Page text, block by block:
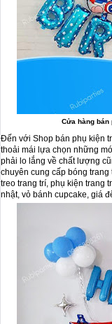
Cửa hàng bán
Đến với Shop bán phụ kiện
thoải mái lựa chọn những
phải lo lắng về chất lượng
chuyên cung cấp bóng
treo trang trí, phụ kiện trang
nhật, vỏ bánh cupcake, giá